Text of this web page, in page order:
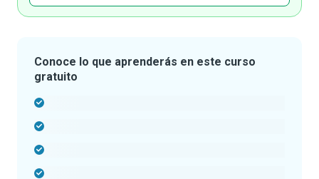
Conoce lo que aprenderás en este curso
gratuito